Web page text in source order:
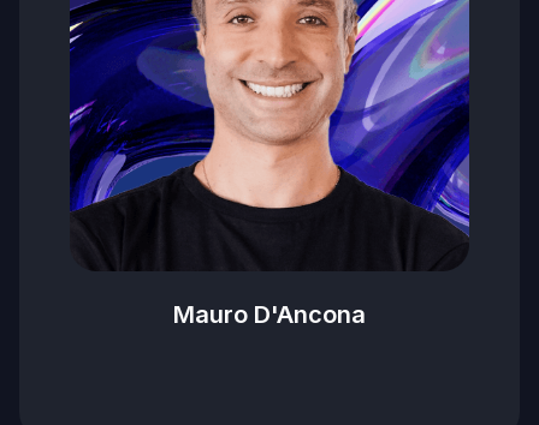
Mauro D'Ancona